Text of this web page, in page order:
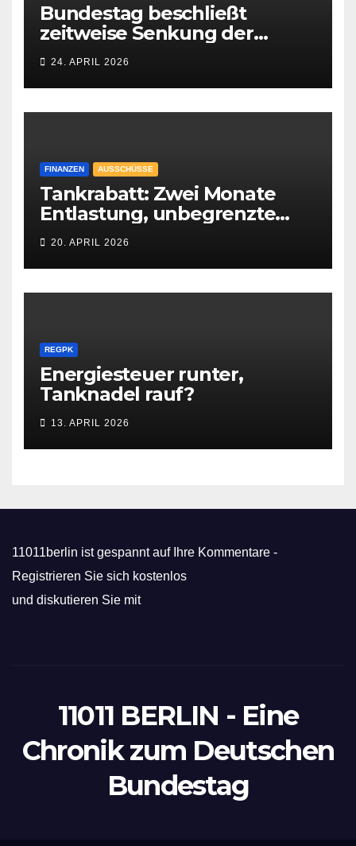
Bundestag beschließt
zeitweise Senkung der
Energiesteuern
24. APRIL 2026
FINANZEN AUSSCHÜSSE
Tankrabatt: Zwei Monate
Entlastung, unbegrenzte
Unsicherheit
20. APRIL 2026
REGPK
Energiesteuer runter,
Tanknadel rauf?
13. APRIL 2026
11011berlin ist gespannt auf Ihre Kommentare -
Registrieren Sie sich kostenlos
und diskutieren Sie mit
11011 BERLIN - Eine
Chronik zum Deutschen
Bundestag